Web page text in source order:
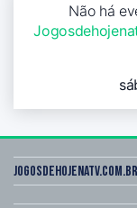
Não há
Jogosdehojenatv.com.br